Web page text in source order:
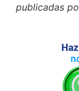
publicadas